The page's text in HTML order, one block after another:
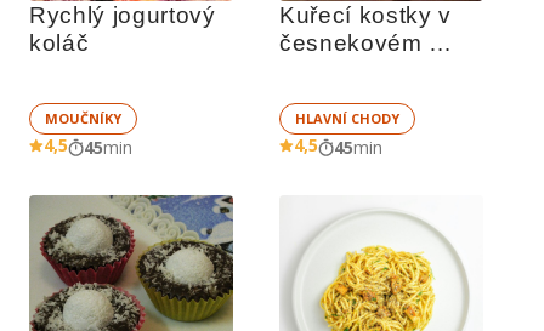
Rychlý jogurtový
koláč
MOUČNÍKY
4,5 45min
Kuřecí kostky v
česnekovém
HLAVNÍ CHODY
4,5 45min